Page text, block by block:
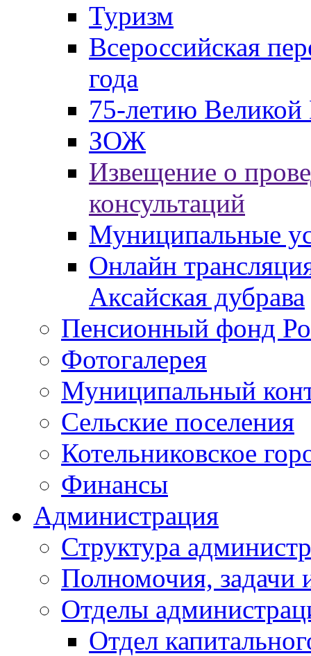
Туризм
Всероссийская
года
75-летию
ЗОЖ
Извещение о
консультаций
Муниципальные
Онлайн
Аксайская дубрава
Пенсионный фонд
Фотогалерея
Муниципальный
Сельские поселения
Котельниковское
Финансы
Администрация
Структура
Полномочия, задачи
Отделы
Отдел